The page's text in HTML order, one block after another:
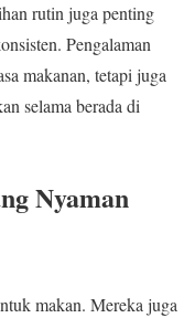
rutin juga penting
Pengalaman
makanan, tetapi juga
selama berada di
Nyaman
makan. Mereka juga